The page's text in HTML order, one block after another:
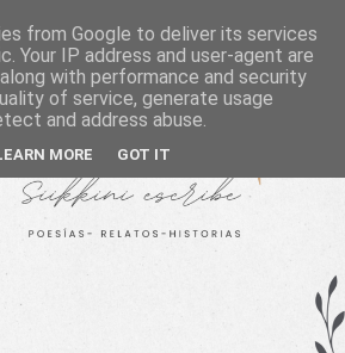
from Google to deliver its services
Your IP address and user-agent are
with performance and security
of service, generate usage
and address abuse.
MORE GOT IT